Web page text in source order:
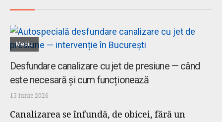
Mediu
Desfundare canalizare cu jet de presiune — când
este necesară și cum funcționează
15 iunie 2026
Canalizarea se înfundă, de obicei, fără un